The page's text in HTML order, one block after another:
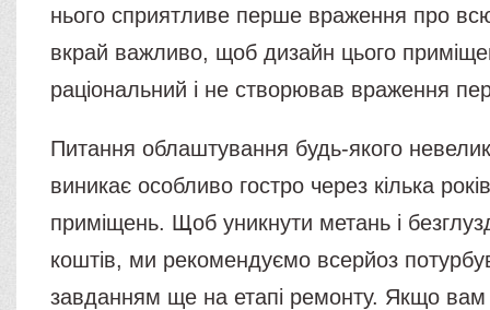
нього сприятливе перше враження про
вкрай важливо, щоб дизайн цього
раціональний і не створював враження
Питання облаштування будь-якого
виникає особливо гостро через кілька
приміщень. Щоб уникнути метань і
коштів, ми рекомендуємо всерйоз
завданням ще на етапі ремонту. Якщо вам